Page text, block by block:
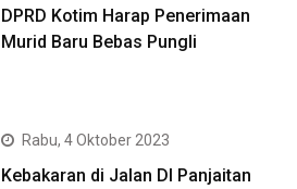
DPRD Kotim Harap Penerimaan
Murid Baru Bebas Pungli
Rabu, 4 Oktober 2023
Kebakaran di Jalan DI Panjaitan